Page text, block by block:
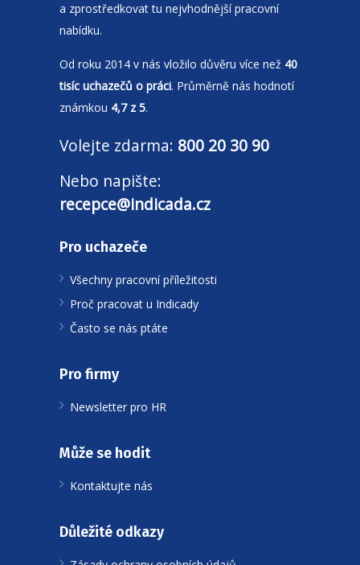
a zprostředkovat tu nejvhodnější pracovní
nabídku.
Od roku 2014 v nás vložilo důvěru více než 40
tisíc uchazečů o práci. Průměrně nás hodnotí
známkou 4,7 z 5.
Volejte zdarma: 800 20 30 90
Nebo napište:
recepce@indicada.cz
Pro uchazeče
Všechny pracovní příležitosti
Proč pracovat u Indicady
Často se nás ptáte
Pro firmy
Newsletter pro HR
Může se hodit
Kontaktujte nás
Důležité odkazy